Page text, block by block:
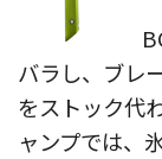
バラし、ブレ
をストック代
ャンプでは、